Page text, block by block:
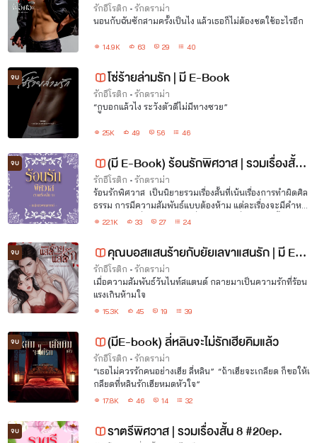
รักอีโรติก • รักดราม่า
นอนกับฉันซักสามครั้งเป็นไง แล้วเธอก็ไม่ต้องชดใช้อะไรอีก
14.9K 63 29 40
จบ โซ่ร้ายล่ามรัก | มี E-Book
รักอีโรติก • รักดราม่า
“กูบอกแล้วไง ระวังตัวดีไม่มีทางซวย”
25K 49 56 46
จบ
(มี E-Book) ร้อนรักพิศวาส | รวมเรื่องสั้น
9 #20ep.
รักอีโรติก • รักดราม่า
ร้อนรักพิศวาส เป็นนิยายรวมเรื่องสั้นที่เน้นเรื่องการทำผิดศิล
ธรรม การมีความสัมพันธ์แบบต้องห้าม แต่ละเรื่องจะมีคำหย
าบคาย ดิบ เถื่อน และใช้คำที่รุนแรง ใครที่ชอบแนวนี้เข้ามาอ่
22.1K 33 27 24
จบ
คุณบอสแสนร้ายกับยัยเลขาแสนรัก | มี E-
book
รักอีโรติก • รักดราม่า
เมื่อความสัมพันธ์วันไนท์สแตนด์ กลายมาเป็นความรักที่ร้อน
แรงเกินห้ามใจ
15.3K 45 19 39
จบ (มีE-book) ลี่หลินจะไม่รักเฮียคิมแล้ว
รักอีโรติก • รักดราม่า
“เธอไม่ควรรักคนอย่างเฮีย ลี่หลิน” “ถ้าเฮียจะเกลียด ก็ขอให้เ
กลียดที่หลินรักเฮียหมดหัวใจ”
17.8K 46 14 32
จบ ราตรีพิศวาส | รวมเรื่องสั้น 8 #20ep.